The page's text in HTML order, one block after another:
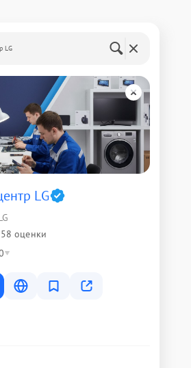
LG
LG
оценки